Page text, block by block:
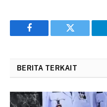
Facebook Twitter
BERITA TERKAIT